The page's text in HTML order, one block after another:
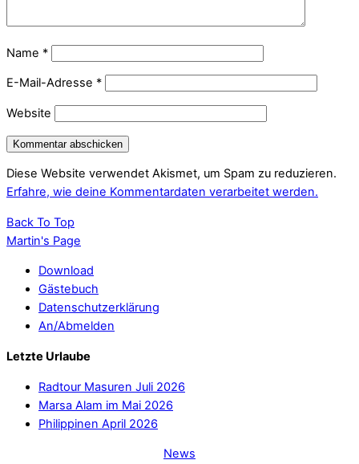
Name *
E-Mail-Adresse *
Website
Diese Website verwendet Akismet, um Spam zu reduzieren.
Erfahre, wie deine Kommentardaten verarbeitet werden.
Back To Top
Martin's Page
Download
Gästebuch
Datenschutzerklärung
An/Abmelden
Letzte Urlaube
Radtour Masuren Juli 2026
Marsa Alam im Mai 2026
Philippinen April 2026
News